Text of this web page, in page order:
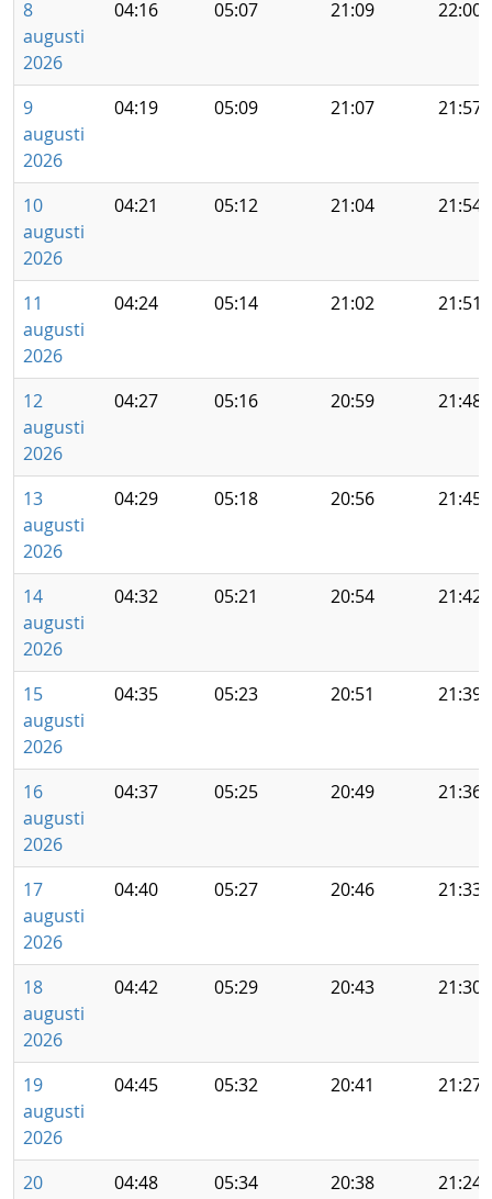
8
augusti
2026
04:16 05:07 21:09 22:00
9
augusti
2026
04:19 05:09 21:07 21:57
10
augusti
2026
04:21 05:12 21:04 21:54
11
augusti
2026
04:24 05:14 21:02 21:51
12
augusti
2026
04:27 05:16 20:59 21:48
13
augusti
2026
04:29 05:18 20:56 21:45
14
augusti
2026
04:32 05:21 20:54 21:42
15
augusti
2026
04:35 05:23 20:51 21:39
16
augusti
2026
04:37 05:25 20:49 21:36
17
augusti
2026
04:40 05:27 20:46 21:33
18
augusti
2026
04:42 05:29 20:43 21:30
19
augusti
2026
04:45 05:32 20:41 21:27
20
04:48 05:34 20:38 21:24